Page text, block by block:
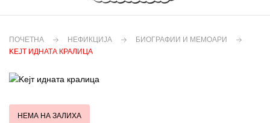
ПОЧЕТНА НЕФИКЦИЈА
БИОГРАФИИ И МЕМОАРИ
KEЈТ ИДНАТА КРАЛИЦА
НЕМА НА ЗАЛИХА